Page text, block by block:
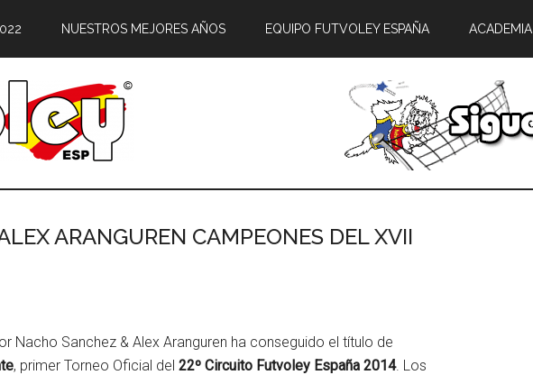
NUESTROS MEJORES AÑOS EQUIPO FUTVOLEY ESPAÑA ACADEMIA
ARANGUREN CAMPEONES DEL XVII
Nacho Sanchez & Alex Aranguren ha conseguido el título de
, primer Torneo Oficial del 22º Circuito Futvoley España 2014. Los